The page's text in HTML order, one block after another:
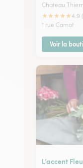
Chateau
★★★★★4.9
1 rue Carnot
Voir la
L’accent